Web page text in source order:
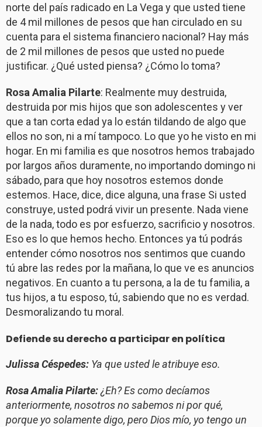
norte del país radicado en La Vega y que usted tiene
de 4 mil millones de pesos que han circulado en su
cuenta para el sistema financiero nacional? Hay más
de 2 mil millones de pesos que usted no puede
justificar. ¿Qué usted piensa? ¿Cómo lo toma?
Rosa Amalia Pilarte: Realmente muy destruida,
destruida por mis hijos que son adolescentes y ver
que a tan corta edad ya lo están tildando de algo que
ellos no son, ni a mí tampoco. Lo que yo he visto en mi
hogar. En mi familia es que nosotros hemos trabajado
por largos años duramente, no importando domingo ni
sábado, para que hoy nosotros estemos donde
estemos. Hace, dice, dice alguna, una frase Si usted
construye, usted podrá vivir un presente. Nada viene
de la nada, todo es por esfuerzo, sacrificio y nosotros.
Eso es lo que hemos hecho. Entonces ya tú podrás
entender cómo nosotros nos sentimos que cuando
tú abre las redes por la mañana, lo que ve es anuncios
negativos. En cuanto a tu persona, a la de tu familia, a
tus hijos, a tu esposo, tú, sabiendo que no es verdad.
Desmoralizando tu moral.
Defiende su derecho a participar en política
Julissa Céspedes: Ya que usted le atribuye eso.
Rosa Amalia Pilarte:¿Eh? Es como decíamos
anteriormente, nosotros no sabemos ni por qué,
porque yo solamente digo, pero Dios mío, yo tengo un